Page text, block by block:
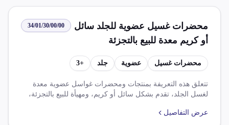
العربية وتجمع الميركسور.
محضرات غسيل عضوية للجلد سائل
أو كريم معدة للبيع بالتجزئة
34/01/30/00/00
محضرات غسيل عضوية جلد +
3
تتعلق هذه التعريفة بمنتجات ومحضرات غواسل عضوية معدة
لغسل الجلد، تقدم بشكل سائل أو كريم، ومهيأة للبيع بالتجزئة،
عرض التفاصيل